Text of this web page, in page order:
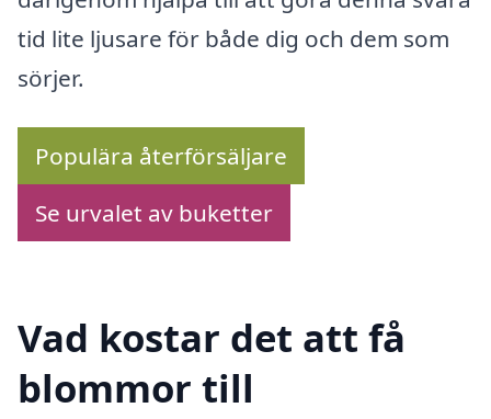
tid lite ljusare för både dig och dem som
sörjer.
Populära återförsäljare
Se urvalet av buketter
Vad kostar det att få
blommor till